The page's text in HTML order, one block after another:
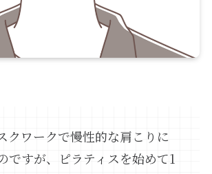
クワークで慢性的な肩こりに
ですが、ピラティスを始めて1